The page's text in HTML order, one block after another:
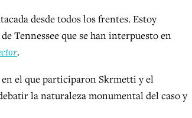
desde todos los frentes. Estoy
Tennessee que se han interpuesto en
.
en el que participaron Skrmetti y el
la naturaleza monumental del caso y